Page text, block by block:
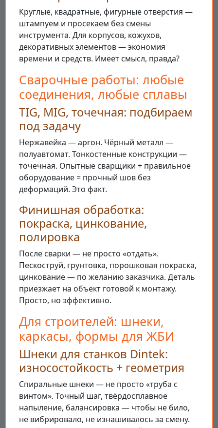
Круглые, квадратные, фигурные отверстия —
штампуем и просекаем без смены
инструмента. Для корпусов, кожухов,
декоративных элементов — экономия
времени и средств. Имеет смысл, правда?
Сварочные работы: любые
соединения, любые сплавы
TIG, MIG, точечная: подбираем
под задачу
Нержавейка — аргон. Чёрный металл —
полуавтомат. Тонкостенные конструкции —
точечная. Опытные сварщики + правильное
оборудование = прочный шов без
деформаций. Это факт.
Финишная обработка:
покраска, цинкование,
полировка
После сварки — не просто «отдать».
Пескоструй, грунтовка, порошковая покраска,
цинкование — по желанию заказчика. Деталь
приезжает на объект готовой к монтажу.
Просто, но эффективно.
Для строителей: шнеки,
каркасы, формы для ЖБИ
Шнеки для станков Dintek:
износостойкость + геометрия
Спиральные шнеки — не просто «труба с
винтом». Точный шаг, твёрдосплавное
напыление, балансировка — чтобы не било,
не вибрировало, не изнашивалось за смену.